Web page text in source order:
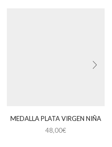
MEDALLA PLATA VIRGEN NIÑA
48,00€